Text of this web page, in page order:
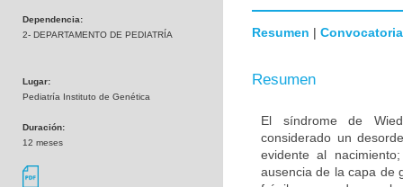
Dependencia:
2- DEPARTAMENTO DE PEDIATRÍA
Lugar:
Pediatría Instituto de Genética
Duración:
12 meses
Resumen | Convocatoria
Resumen
El síndrome de
considerado un
evidente al
ausencia de la capa de